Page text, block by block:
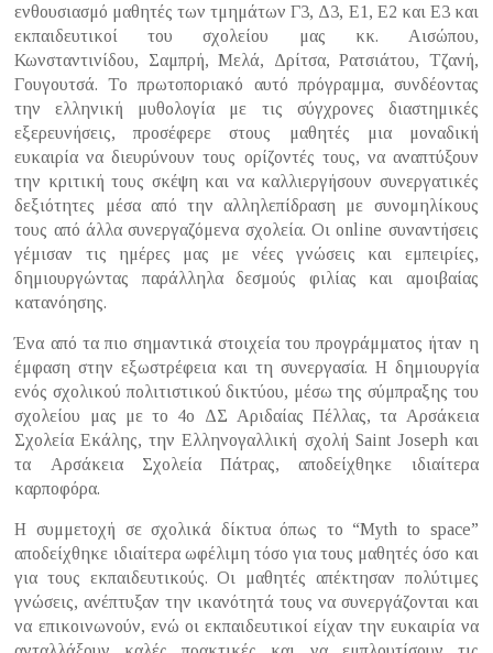
ενθουσιασμό μαθητές των τμημάτων Γ3, Δ3, Ε1, Ε2 και Ε3 και
εκπαιδευτικοί του σχολείου μας κκ. Αισώπου,
Κωνσταντινίδου, Σαμπρή, Μελά, Δρίτσα, Ρατσιάτου, Τζανή,
Γουγουτσά. Το πρωτοποριακό αυτό πρόγραμμα, συνδέοντας
την ελληνική μυθολογία με τις σύγχρονες διαστημικές
εξερευνήσεις, προσέφερε στους μαθητές μια μοναδική
ευκαιρία να διευρύνουν τους ορίζοντές τους, να αναπτύξουν
την κριτική τους σκέψη και να καλλιεργήσουν συνεργατικές
δεξιότητες μέσα από την αλληλεπίδραση με συνομηλίκους
τους από άλλα συνεργαζόμενα σχολεία. Οι online συναντήσεις
γέμισαν τις ημέρες μας με νέες γνώσεις και εμπειρίες,
δημιουργώντας παράλληλα δεσμούς φιλίας και αμοιβαίας
κατανόησης.
Ένα από τα πιο σημαντικά στοιχεία του προγράμματος ήταν η
έμφαση στην εξωστρέφεια και τη συνεργασία. Η δημιουργία
ενός σχολικού πολιτιστικού δικτύου, μέσω της σύμπραξης του
σχολείου μας με το 4ο ΔΣ Αριδαίας Πέλλας, τα Αρσάκεια
Σχολεία Εκάλης, την Ελληνογαλλική σχολή Saint Joseph και
τα Αρσάκεια Σχολεία Πάτρας, αποδείχθηκε ιδιαίτερα
καρποφόρα.
Η συμμετοχή σε σχολικά δίκτυα όπως το “Myth to space”
αποδείχθηκε ιδιαίτερα ωφέλιμη τόσο για τους μαθητές όσο και
για τους εκπαιδευτικούς. Οι μαθητές απέκτησαν πολύτιμες
γνώσεις, ανέπτυξαν την ικανότητά τους να συνεργάζονται και
να επικοινωνούν, ενώ οι εκπαιδευτικοί είχαν την ευκαιρία να